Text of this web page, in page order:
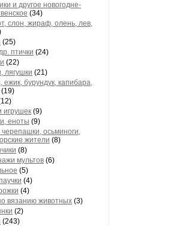
и другое новогодне-
(34)
слон, жираф, олень, лев,
(25)
птички (24)
(22)
лягушки (21)
бурундук, капибара,
(19)
игрушек (9)
еноты (9)
осьминоги,
жители (8)
(8)
мультов (6)
(5)
(4)
(4)
вязанию животных (3)
(2)
(243)